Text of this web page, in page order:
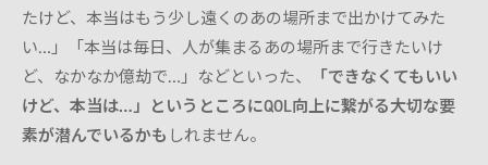
たけど、本当はもう少し遠くのあの場所まで出かけてみた
い…」「本当は毎日、人が集まるあの場所まで行きたいけ
ど、なかなか億劫で…」などといった、
「できなくてもいい
けど、本当は…」というところにQOL向上に繋がる大切な要
素が潜んでいるかも しれません。